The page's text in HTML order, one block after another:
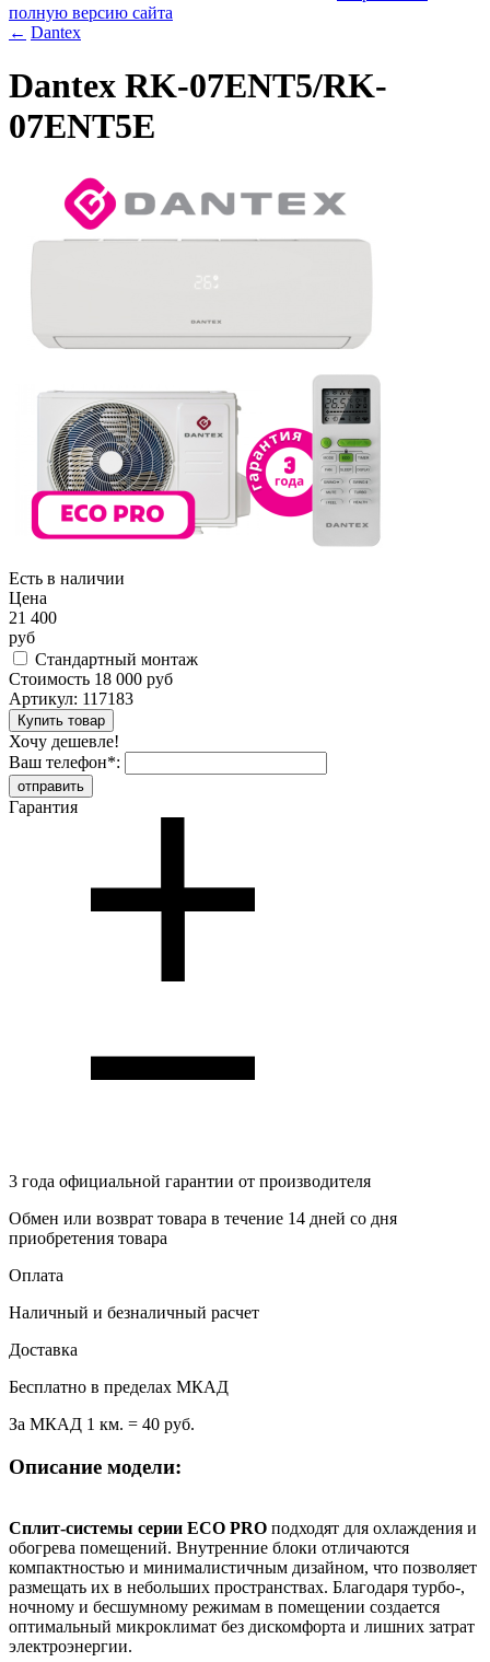
полную версию сайта
← Dantex
Dantex RK-07ENT5/RK-
07ENT5E
Есть в наличии
Цена
21 400
руб
Стандартный монтаж
Стоимость 18 000 руб
Артикул: 117183
Хочу дешевле!
Ваш телефон*:
Гарантия
3 года официальной гарантии от производителя
Обмен или возврат товара в течение 14 дней со дня
приобретения товара
Оплата
Наличный и безналичный расчет
Доставка
Бесплатно в пределах МКАД
За МКАД 1 км. = 40 руб.
Описание модели:
Сплит-системы серии ECO PRO подходят для охлаждения и
обогрева помещений. Внутренние блоки отличаются
компактностью и минималистичным дизайном, что позволяет
размещать их в небольших пространствах. Благодаря турбо-,
ночному и бесшумному режимам в помещении создается
оптимальный микроклимат без дискомфорта и лишних затрат
электроэнергии.